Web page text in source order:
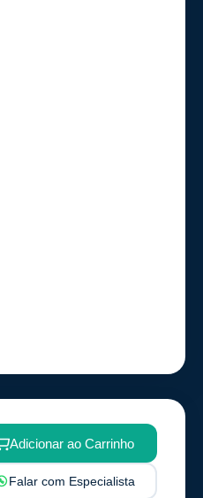
Adicionar ao Carrinho
Falar com Especialista